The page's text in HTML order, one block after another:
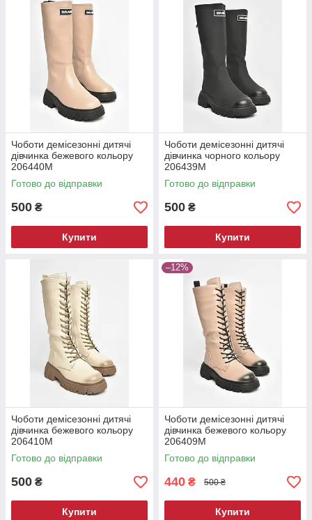
Чоботи демісезонні дитячі
дівчинка бежевого кольору
206440M
Готово до відправки
500 ₴
Купити
Чоботи демісезонні дитячі
дівчинка чорного кольору
206439M
Готово до відправки
500 ₴
Купити
Чоботи демісезонні дитячі
дівчинка бежевого кольору
206410M
Готово до відправки
500 ₴
Купити
–12%
Чоботи демісезонні дитячі
дівчинка бежевого кольору
206409M
Готово до відправки
440 ₴ 500 ₴
Купити